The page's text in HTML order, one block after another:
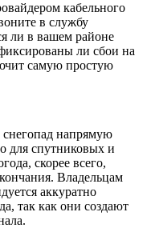
кабельного
в службу
ли в вашем районе
ли сбои на
самую простую
напрямую
для спутниковых и
скорее всего,
Владельцам
аккуратно
так как они создают